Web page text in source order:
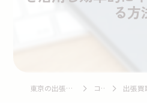
る方
東京の出張買取ならもみじ コラム 出張買取を東